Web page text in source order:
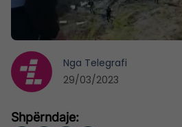
Nga Telegrafi
29/03/2023